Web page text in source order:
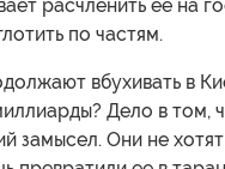
расчленить ее на
по частям.
вбухивать в
Дело в том,
замысел. Они не